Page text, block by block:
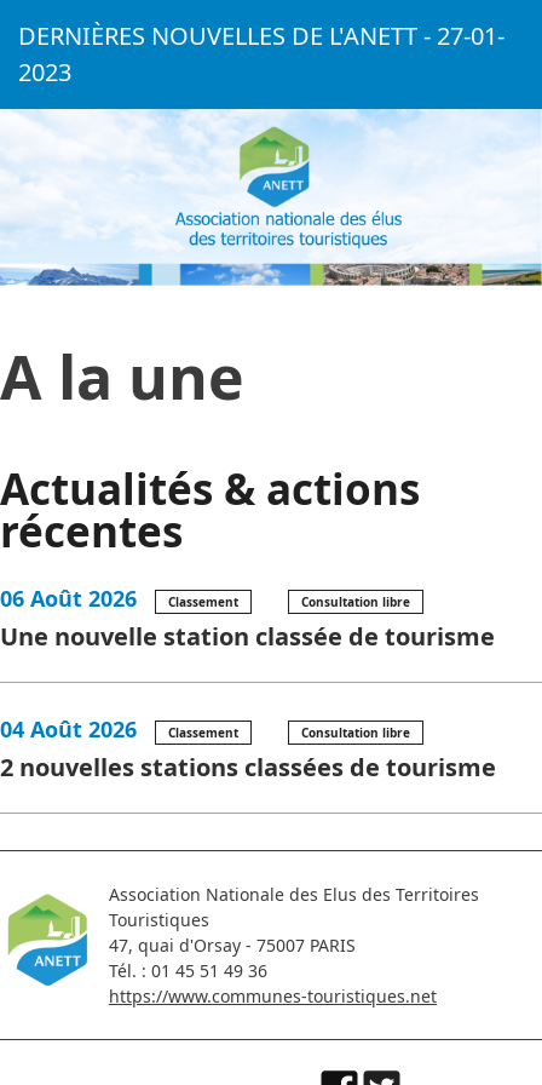
DERNIÈRES NOUVELLES DE L'ANETT - 27-01-
2023
A la une
Actualités & actions
récentes
06 Août 2026 Classement Consultation libre
Une nouvelle station classée de tourisme
04 Août 2026 Classement Consultation libre
2 nouvelles stations classées de tourisme
Association Nationale des Elus des Territoires
Touristiques
47, quai d'Orsay - 75007 PARIS
Tél. : 01 45 51 49 36
https://www.communes-touristiques.net